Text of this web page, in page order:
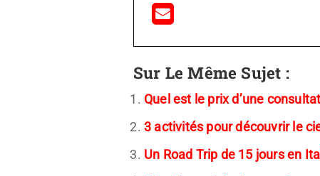
Sur Le Même Sujet :
Quel est le prix d’une
3 activités pour découvrir le
Un Road Trip de 15 jours en